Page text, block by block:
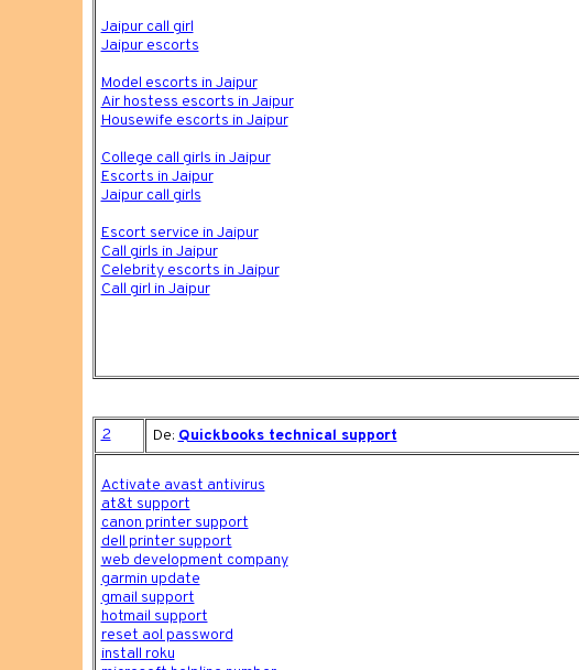
Jaipur call girl
Jaipur escorts
Model escorts in Jaipur
Air hostess escorts in Jaipur
Housewife escorts in Jaipur
College call girls in Jaipur
Escorts in Jaipur
Jaipur call girls
Escort service in Jaipur
Call girls in Jaipur
Celebrity escorts in Jaipur
Call girl in Jaipur
2 De: Quickbooks technical support
Activate avast antivirus
at&t support
canon printer support
dell printer support
web development company
garmin update
gmail support
hotmail support
reset aol password
install roku